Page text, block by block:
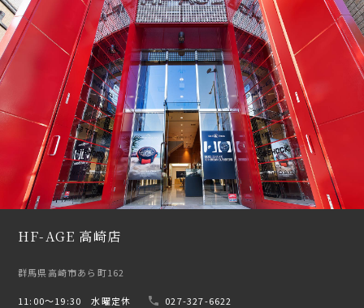
HF-AGE 高崎店
群馬県高崎市あら町162
11:00〜19:30 水曜定休
027-327-6622